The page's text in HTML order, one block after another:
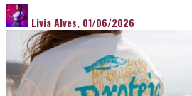
Livia Alves, 01/06/2026